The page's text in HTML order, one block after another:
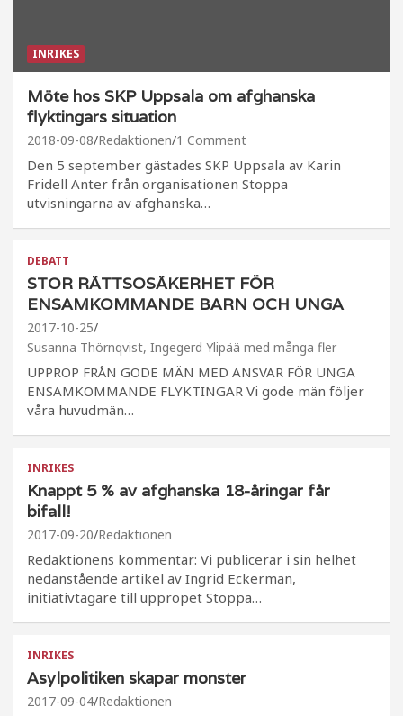
INRIKES
Möte hos SKP Uppsala om afghanska
flyktingars situation
2018-09-08 Redaktionen 1 Comment
Den 5 september gästades SKP Uppsala av Karin
Fridell Anter från organisationen Stoppa
utvisningarna av afghanska…
DEBATT
STOR RÄTTSOSÄKERHET FÖR
ENSAMKOMMANDE BARN OCH UNGA
2017-10-25
Susanna Thörnqvist, Ingegerd Ylipää med många fler
UPPROP FRÅN GODE MÄN MED ANSVAR FÖR UNGA
ENSAMKOMMANDE FLYKTINGAR Vi gode män följer
våra huvudmän…
INRIKES
Knappt 5 % av afghanska 18-åringar får
bifall!
2017-09-20 Redaktionen
Redaktionens kommentar: Vi publicerar i sin helhet
nedanstående artikel av Ingrid Eckerman,
initiativtagare till uppropet Stoppa…
INRIKES
Asylpolitiken skapar monster
2017-09-04 Redaktionen